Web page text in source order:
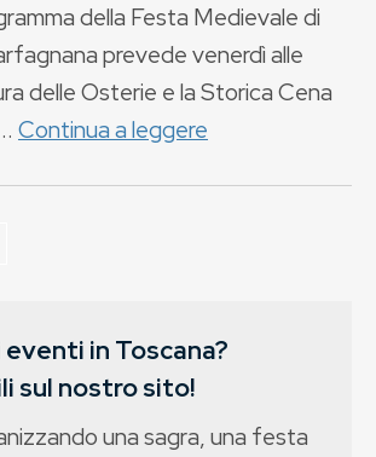
della Festa Medievale di
prevede venerdì alle
delle Osterie e la Storica Cena
Continua a leggere
in Toscana?
sul nostro sito!
una sagra, una festa